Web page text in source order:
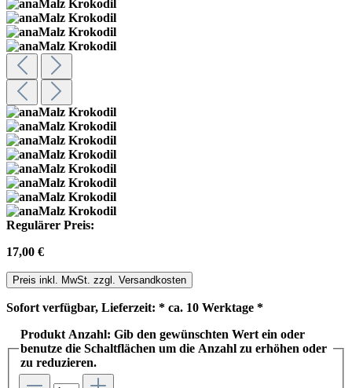
Regulärer Preis:
17,00 €
Preis inkl. MwSt. zzgl. Versandkosten
Sofort verfügbar, Lieferzeit: * ca. 10 Werktage *
Produkt Anzahl: Gib den gewünschten Wert ein oder
benutze die Schaltflächen um die Anzahl zu erhöhen oder
zu reduzieren.